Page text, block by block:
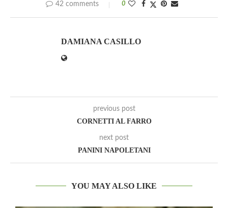
42 comments 0
DAMIANA CASILLO
previous post
CORNETTI AL FARRO
next post
PANINI NAPOLETANI
YOU MAY ALSO LIKE